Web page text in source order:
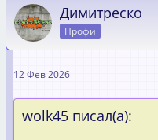
Димитреско
Профи
12 Фев 2026
wolk45 писал(а):